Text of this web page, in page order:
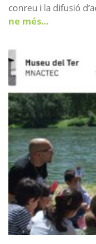
conreu i la difusió
ne més…